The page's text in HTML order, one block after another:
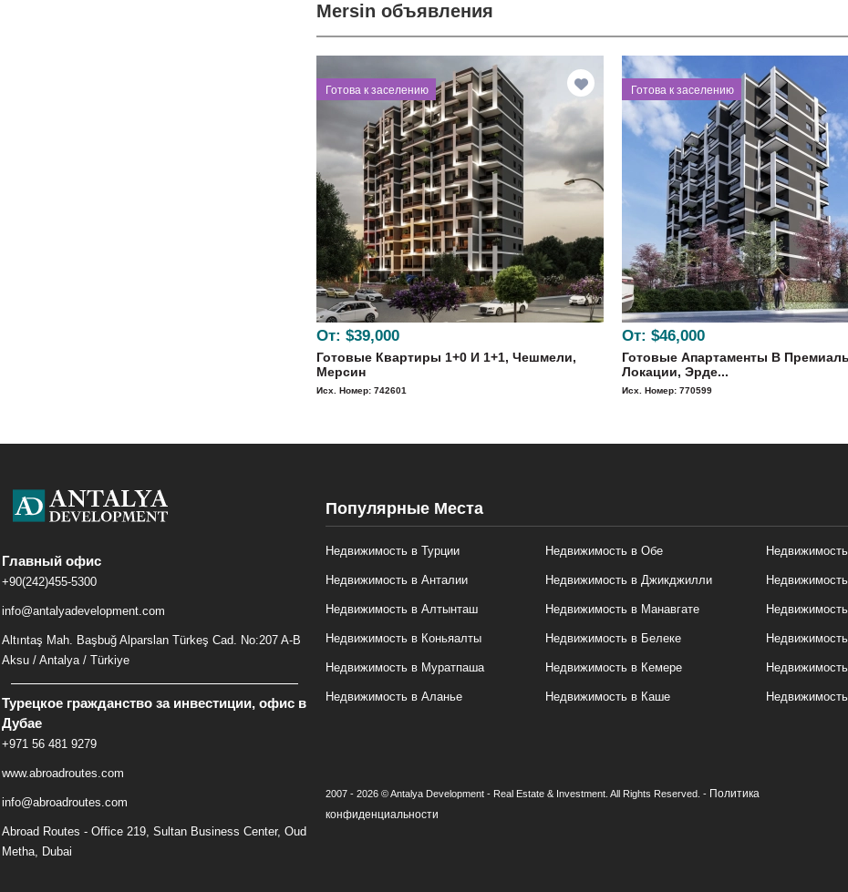
Mersin объявления
⁠Готова к заселению
От: $39,000
Готовые Квартиры 1+0 И 1+1, Чешмели,
Мерсин
Исх. Номер: 742601
⁠Готова к заселению
От: $46,000
Готовые Апартаменты В
Локации, Эрде...
Исх. Номер: 770599
Главный офис
+90(242)455-5300
info@antalyadevelopment.com
Altıntaş Mah. Başbuğ Alparslan Türkeş Cad. No:207 A-B
Aksu / Antalya / Türkiye
Турецкое гражданство за инвестиции, офис в
Дубае
+971 56 481 9279
www.abroadroutes.com
info@abroadroutes.com
Abroad Routes - Office 219, Sultan Business Center, Oud
Metha, Dubai
Популярные Места
Недвижимость в Турции
Недвижимость в Анталии
Недвижимость в Алтынташ
Недвижимость в Коньяалты
Недвижимость в Муратпаша
Недвижимость в Аланье
Недвижимость в Обе
Недвижимость в Джикджилли
Недвижимость в Манавгате
Недвижимость в Белеке
Недвижимость в Кемере
Недвижимость в Каше
2007 - 2026 © Antalya Development - Real Estate & Investment. All Rights Reserved. - Политика
конфиденциальности